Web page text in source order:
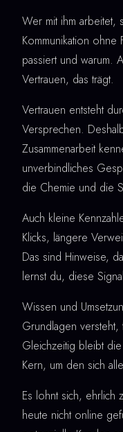
Wer mit ihm arbeitet,
Kommunikation ohne
passiert und warum.
Vertrauen, das trägt.
Vertrauen entsteht
Versprechen.
Zusammenarbeit
unverbindliches
die Chemie und die
Auch kleine
Klicks, längere
Das sind Hinweise,
lernst du, diese
Wissen und
Grundlagen
Gleichzeitig bleibt
Kern, um den sich
Es lohnt sich, ehrlich
heute nicht online